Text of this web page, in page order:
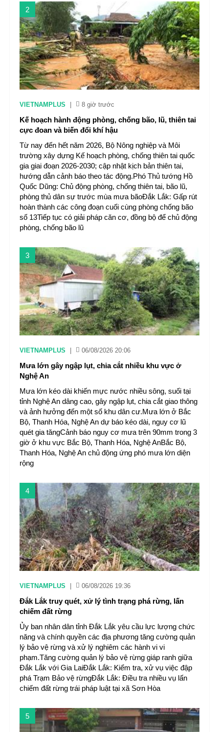
2
VIETNAMPLUS 8 giờ trước
Kế hoạch hành động phòng, chống bão, lũ, thiên tai
cực đoan và biến đổi khí hậu
Từ nay đến hết năm 2026, Bộ Nông nghiệp và Môi
trường xây dựng Kế hoạch phòng, chống thiên tai quốc
gia giai đoạn 2026-2030; cập nhật kịch bản thiên tai,
hướng dẫn cảnh báo theo tác động.Phó Thủ tướng Hồ
Quốc Dũng: Chủ động phòng, chống thiên tai, bão lũ,
phòng thủ dân sự trước mùa mưa bãoĐắk Lắk: Gấp rút
hoàn thành các công đoạn cuối cùng phòng chống bão
số 13Tiếp tục có giải pháp căn cơ, đồng bộ để chủ động
phòng, chống bão lũ
3
VIETNAMPLUS 06/08/2026 20:06
Mưa lớn gây ngập lụt, chia cắt nhiều khu vực ở
Nghệ An
Mưa lớn kéo dài khiến mực nước nhiều sông, suối tại
tỉnh Nghệ An dâng cao, gây ngập lụt, chia cắt giao thông
và ảnh hưởng đến một số khu dân cư.Mưa lớn ở Bắc
Bộ, Thanh Hóa, Nghệ An dự báo kéo dài, nguy cơ lũ
quét gia tăngCảnh báo nguy cơ mưa trên 90mm trong 3
giờ ở khu vực Bắc Bộ, Thanh Hóa, Nghệ AnBắc Bộ,
Thanh Hóa, Nghệ An chủ động ứng phó mưa lớn diện
rộng
4
VIETNAMPLUS 06/08/2026 19:36
Đắk Lắk truy quét, xử lý tình trạng phá rừng, lấn
chiếm đất rừng
Ủy ban nhân dân tỉnh Đắk Lắk yêu cầu lực lượng chức
năng và chính quyền các địa phương tăng cường quản
lý bảo vệ rừng và xử lý nghiêm các hành vi vi
phạm.Tăng cường quản lý bảo vệ rừng giáp ranh giữa
Đắk Lắk với Gia LaiĐắk Lắk: Kiểm tra, xử vụ việc đập
phá Trạm Bảo vệ rừngĐắk Lắk: Điều tra nhiều vụ lấn
chiếm đất rừng trái pháp luật tại xã Sơn Hòa
5